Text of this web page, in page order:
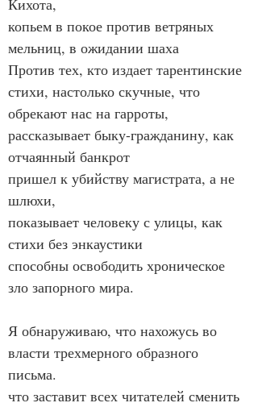
Кихота,
копьем в покое против ветряных
мельниц, в ожидании шаха
Против тех, кто издает тарентинские
стихи, настолько скучные, что
обрекают нас на гарроты,
рассказывает быку-гражданину, как
отчаянный банкрот
пришел к убийству магистрата, а не
шлюхи,
показывает человеку с улицы, как
стихи без энкаустики
способны освободить хроническое
зло запорного мира.
Я обнаруживаю, что нахожусь во
власти трехмерного образного
письма.
что заставит всех читателей сменить